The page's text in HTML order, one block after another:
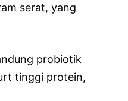
serat, yang
probiotik
tinggi protein,